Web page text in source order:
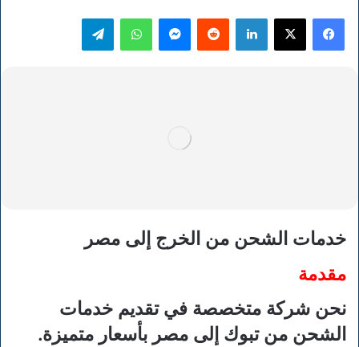
إلكترونيا
فيسبوك ‫X لينكدإن ماسنجر واتساب تيلقرام
خدمات الشحن من الخرج إلى مصر
مقدمة
نحن شركة متخصصة في تقديم خدمات
الشحن من تبوك إلى مصر بأسعار متميزة.